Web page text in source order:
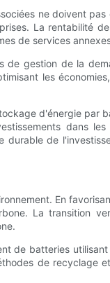
ne doivent pas
La rentabilité
de services
de gestion de la
les
d'énergie par
dans les
durable de
En
La transition
de batteries
de recyclage